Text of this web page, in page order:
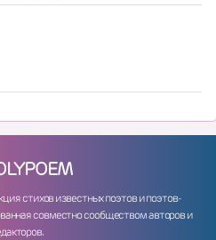
POEM
стихов известных поэтов и поэтов-
совместно сообществом авторов и